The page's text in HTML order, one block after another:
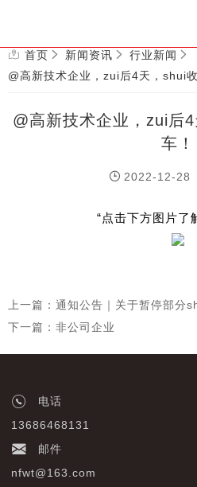
首页 新闻资讯
行业新闻
@高新技术企业，zui后4天，shui
@高新技术企业，zui后
车！
2022-12-28
“点击下方图片了
上一篇：通知公告｜关于暂停部分
下一篇：非公司企业
电话
13686468131
邮件
nfwt@163.com